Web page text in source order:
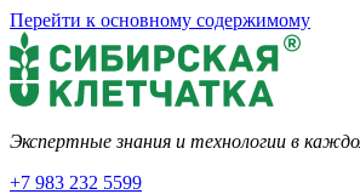
Перейти к основному содержимому
Экспертные знания и технологии в
+7 983 232 5599